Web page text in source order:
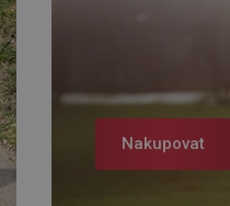
Nakupovat